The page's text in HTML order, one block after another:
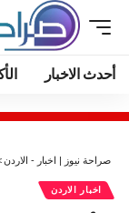
أحدث الاخبار
صراحة نيوز | اخبار - الاردن
اخبار الاردن